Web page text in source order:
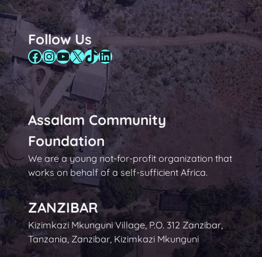
Follow Us
Facebook
Instagram
YouTube
X TikTok
LinkedIn
Assalam Community
Foundation
We are a young not-for-profit organization that
works on behalf of a self-sufficient Africa.
ZANZIBAR
Kizimkazi Mkunguni Village, P.O. 312 Zanzibar,
Tanzania, Zanzibar, Kizimkazi Mkunguni